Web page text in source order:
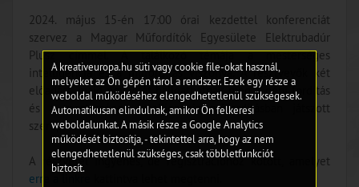
2024. május 15-én 17:00 órai kezdettel konferenciát
szervez a Magyar Műfordítók Egyesülete Elektrubadúr
Plusz címmel. A találkozó témája a mesterséges
intelligencia és a műfordítás viszonya. A résztvevők két
előadást, majd egy vitát hallgathatnak meg a gépi fordítás
és a mesterséges intelligencia műfordításban játszott
szerepéről.
A részvétel ingyenes, de regisztrációhoz kötött, amelyet
erre a linkre
A kreativeuropa.hu süti vagy cookie file-okat használ,
melyeket az Ön gépén tárol a rendszer. Ezek egy része a
weboldal működéséhez elengedhetetlenül szükségesek.
Automatikusan elindulnak, amikor Ön felkeresi
weboldalunkat. A másik része a Google Analytics
működését biztosítja, - tekintettel arra, hogy az nem
elengedhetetlenül szükséges, csak többletfunkciót
biztosít.